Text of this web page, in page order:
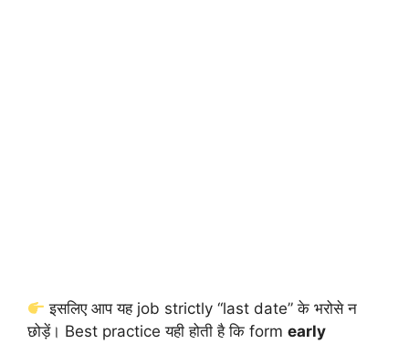
इसलिए आप यह job strictly “last date” के भरोसे न
छोड़ें। Best practice यही होती है कि form early